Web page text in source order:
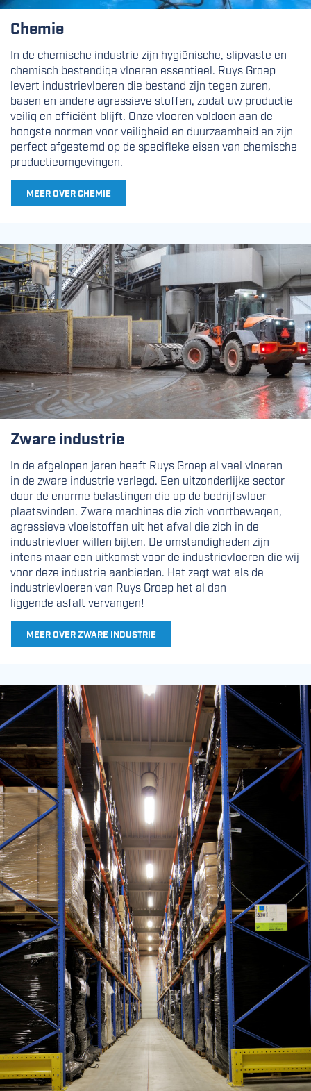
Chemie
In de chemische industrie zijn hygiënische, slipvaste en
chemisch bestendige vloeren essentieel. Ruys Groep
levert industrievloeren die bestand zijn tegen zuren,
basen en andere agressieve stoffen, zodat uw productie
veilig en efficiënt blijft. Onze vloeren voldoen aan de
hoogste normen voor veiligheid en duurzaamheid en zijn
perfect afgestemd op de specifieke eisen van chemische
productieomgevingen.
MEER OVER CHEMIE
Zware industrie
In de afgelopen jaren heeft Ruys Groep al veel vloeren
in de zware industrie verlegd. Een uitzonderlijke sector
door de enorme belastingen die op de bedrijfsvloer
plaatsvinden. Zware machines die zich voortbewegen,
agressieve vloeistoffen uit het afval die zich in de
industrievloer willen bijten. De omstandigheden zijn
intens maar een uitkomst voor de industrievloeren die wij
voor deze industrie aanbieden. Het zegt wat als de
industrievloeren van Ruys Groep het al dan
liggende asfalt vervangen!
MEER OVER ZWARE INDUSTRIE